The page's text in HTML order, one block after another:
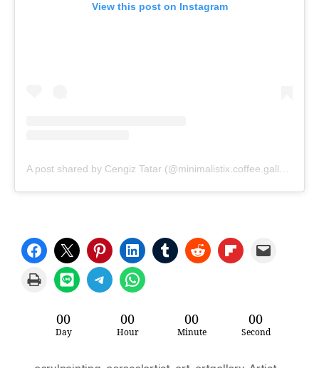
View this post on Instagram
A post shared by Cengiz Tatar (@minimalistix.coffee.gallery)
Share on Facebook
Email this PageShare on Pinterest
Share on LinkedIn
Share on TumblrShare on RedditShare on Flipboard
Email this Page
Print this PageShare on LINEShare on TelegramShare on WhatsApp
00
Day
00
Hour
00
Minute
00
Second